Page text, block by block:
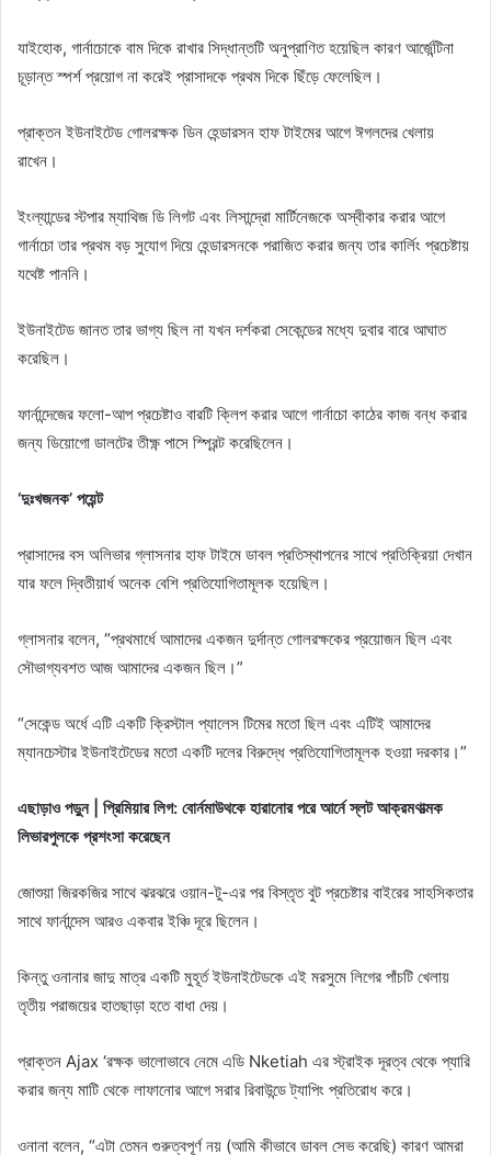
যাইহোক, গার্নাচোকে বাম দিকে রাখার সিদ্ধান্তটি অনুপ্রাণিত হয়েছিল কারণ আর্জেন্টিনা
চূড়ান্ত স্পর্শ প্রয়োগ না করেই প্রাসাদকে প্রথম দিকে ছিঁড়ে ফেলেছিল।
প্রাক্তন ইউনাইটেড গোলরক্ষক ডিন হেন্ডারসন হাফ টাইমের আগে ঈগলদের খেলায়
রাখেন।
ইংল্যান্ডের স্টপার ম্যাথিজ ডি লিগট এবং লিসান্দ্রো মার্টিনেজকে অস্বীকার করার আগে
গার্নাচো তার প্রথম বড় সুযোগ দিয়ে হেন্ডারসনকে পরাজিত করার জন্য তার কার্লিং প্রচেষ্টায়
যথেষ্ট পাননি।
ইউনাইটেড জানত তার ভাগ্য ছিল না যখন দর্শকরা সেকেন্ডের মধ্যে দুবার বারে আঘাত
করেছিল।
ফার্নান্দেজের ফলো-আপ প্রচেষ্টাও বারটি ক্লিপ করার আগে গার্নাচো কাঠের কাজ বন্ধ করার
জন্য ডিয়োগো ডালটের তীক্ষ্ণ পাসে স্প্রিন্ট করেছিলেন।
‘দুঃখজনক’ পয়েন্ট
প্রাসাদের বস অলিভার গ্লাসনার হাফ টাইমে ডাবল প্রতিস্থাপনের সাথে প্রতিক্রিয়া দেখান
যার ফলে দ্বিতীয়ার্ধ অনেক বেশি প্রতিযোগিতামূলক হয়েছিল।
গ্লাসনার বলেন, “প্রথমার্ধে আমাদের একজন দুর্দান্ত গোলরক্ষকের প্রয়োজন ছিল এবং
সৌভাগ্যবশত আজ আমাদের একজন ছিল।”
“সেকেন্ড অর্ধে এটি একটি ক্রিস্টাল প্যালেস টিমের মতো ছিল এবং এটিই আমাদের
ম্যানচেস্টার ইউনাইটেডের মতো একটি দলের বিরুদ্ধে প্রতিযোগিতামূলক হওয়া দরকার।”
এছাড়াও পড়ুন | প্রিমিয়ার লিগ: বোর্নমাউথকে হারানোর পরে আর্নে স্লট আক্রমণাত্মক
লিভারপুলকে প্রশংসা করেছেন
জোশুয়া জিরকজির সাথে ঝরঝরে ওয়ান-টু-এর পর বিস্তৃত বুট প্রচেষ্টার বাইরের সাহসিকতার
সাথে ফার্নান্দেস আরও একবার ইঞ্চি দূরে ছিলেন।
কিন্তু ওনানার জাদু মাত্র একটি মুহূর্ত ইউনাইটেডকে এই মরসুমে লিগের পাঁচটি খেলায়
তৃতীয় পরাজয়ের হাতছাড়া হতে বাধা দেয়।
প্রাক্তন Ajax ‘রক্ষক ভালোভাবে নেমে এডি Nketiah এর স্ট্রাইক দূরত্ব থেকে প্যারি
করার জন্য মাটি থেকে লাফানোর আগে সরার রিবাউন্ডে ট্যাপিং প্রতিরোধ করে।
ওনানা বলেন, “এটা তেমন গুরুত্বপূর্ণ নয় (আমি কীভাবে ডাবল সেভ করেছি) কারণ আমরা